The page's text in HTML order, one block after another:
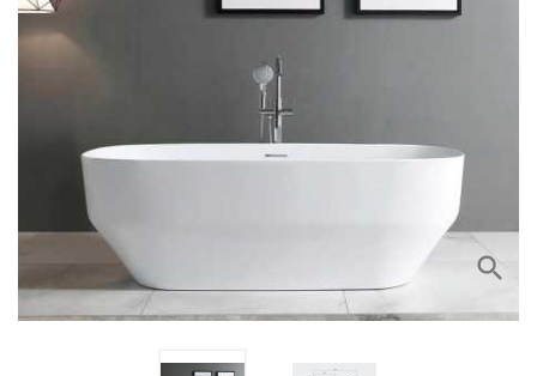
search